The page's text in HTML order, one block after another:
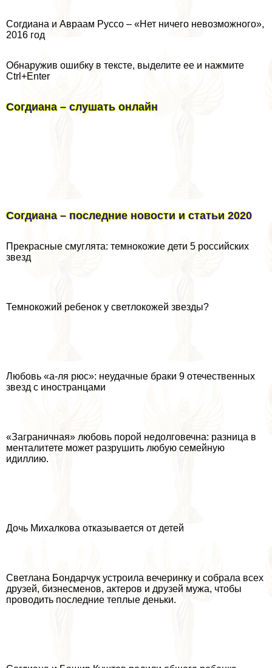
Согдиана и Авраам Руссо – «Нет ничего невозможного»,
2016 год
Обнаружив ошибку в тексте, выделите ее и нажмите
Ctrl+Enter
Согдиана – слушать онлайн
Согдиана – последние новости и статьи 2020
Прекрасные смуглята: темнокожие дети 5 российских
звезд
Темнокожий ребенок у светлокожей звезды?
Любовь «а-ля рюс»: неудачные бpaки 9 отечественных
звезд с иностранцами
«Заграничная» любовь порой недолговечна: разница в
менталитете может разрушить любую семейную
идиллию.
Дочь Михалкова отказывается от детей
Светлана Бондарчук устроила вечеринку и собрала всех
друзей, бизнесменов, актеров и друзей мужа, чтобы
проводить последние теплые деньки.